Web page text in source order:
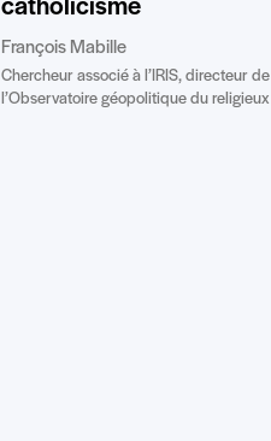
catholicisme
François Mabille
Chercheur associé à l’IRIS, directeur de
l’Observatoire géopolitique du religieux